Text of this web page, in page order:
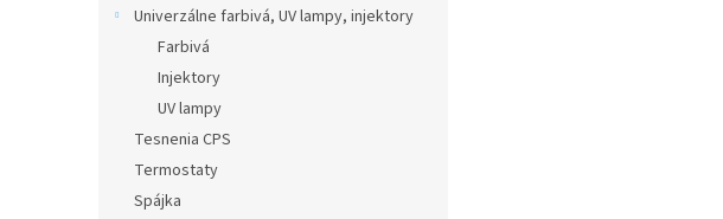
Univerzálne farbivá, UV lampy, injektory
Farbivá
Injektory
UV lampy
Tesnenia CPS
Termostaty
Spájka